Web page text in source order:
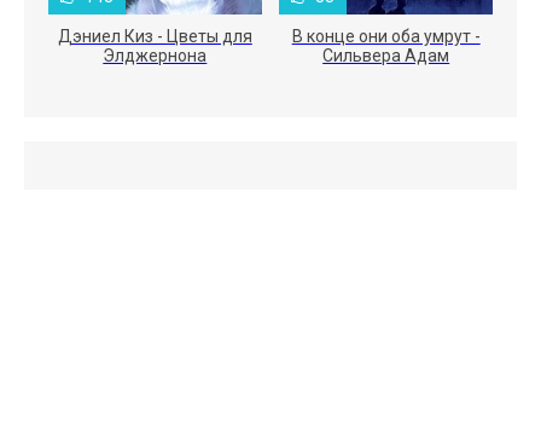
Дэниел Киз - Цветы для
Элджернона
В конце они оба умрут -
Сильвера Адам